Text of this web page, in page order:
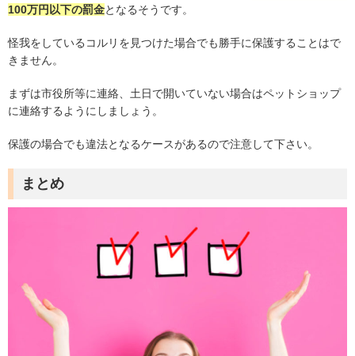
100万円以下の罰金となるそうです。
怪我をしているコルリを見つけた場合でも勝手に保護することはで
きません。
まずは市役所等に連絡、土日で開いていない場合はペットショップ
に連絡するようにしましょう。
保護の場合でも違法となるケースがあるので注意して下さい。
まとめ